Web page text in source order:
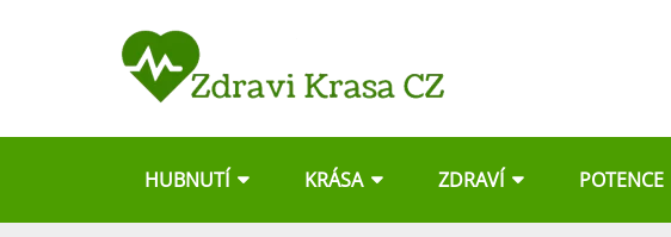
HUBNUTÍ KRÁSA ZDRAVÍ POTENCE